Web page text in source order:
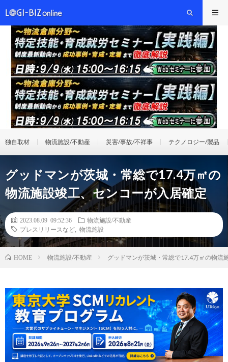
独自取材 物流施設/不動産 災害/事故/不祥事 テクノロジー/製品
グッドマンが茨城・常総で17.4万㎡の
物流施設竣工、センコーが入居確定
2023.08.09 09:52:36
物流施設/不動産
プレスリリースなど
物流施設
HOME 物流施設/不動産 グッドマンが茨城・常総で17.4万㎡の物流